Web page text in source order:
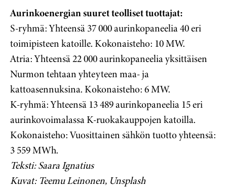
Aurinkoenergian suuret teolliset tuottajat:
S-ryhmä: Yhteensä 37 000 aurinkopaneelia 40 eri
toimipisteen katoille. Kokonaisteho: 10 MW.
Atria: Yhteensä 22 000 aurinkopaneelia yksittäisen
Nurmon tehtaan yhteyteen maa- ja
kattoasennuksina. Kokonaisteho: 6 MW.
K-ryhmä: Yhteensä 13 489 aurinkopaneelia 15 eri
aurinkovoimalassa K-ruokakauppojen katoilla.
Kokonaisteho: Vuosittainen sähkön tuotto yhteensä:
3 559 MWh.
Teksti: Saara Ignatius
Kuvat: Teemu Leinonen, Unsplash